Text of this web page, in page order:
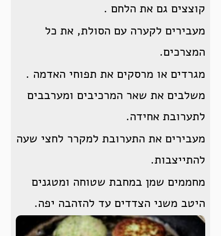
קוצצים גם את הלחם .
מעבירים לקערה עם הסולת, את כל
המצרכים.
מגרדים או מרסקים את תפוחי האדמה .
משלבים את שאר המרכיבים ומערבבים
לתערובת אחידה.
מעבירים את התערובת למקרר לחצי שעה
להתייצבות.
מחממים שמן במחבת שטוחה ומטגנים
היטב משני הצדדים עד להזהבה יפה.